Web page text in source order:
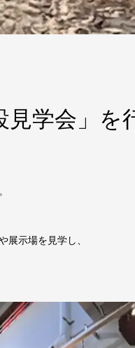
見学会」を
展示場を見学し、